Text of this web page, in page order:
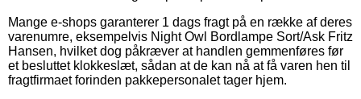
Mange e-shops garanterer 1 dags fragt på en række af deres
varenumre, eksempelvis Night Owl Bordlampe Sort/Ask Fritz
Hansen, hvilket dog påkræver at handlen gemmenføres før
et besluttet klokkeslæt, sådan at de kan nå at få varen hen til
fragtfirmaet forinden pakkepersonalet tager hjem.